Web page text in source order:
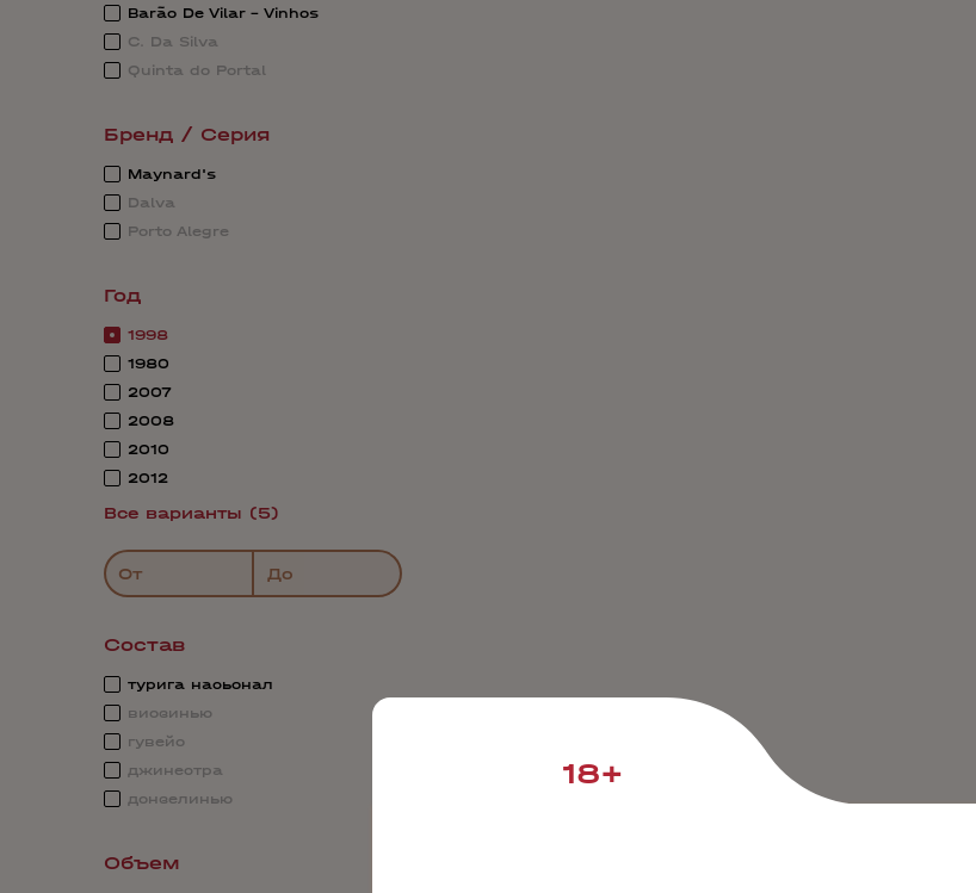
Barão De Vilar - Vinhos
C. Da Silva
Quinta do Portal
Бренд / Серия
Maynard's
Dalva
Porto Alegre
Год
1998
1980
2007
2008
2010
2012
Все варианты (5)
От До
Состав
турига насьонал
виозинью
гувейо
джинестра
донзелинью
Объем
18+